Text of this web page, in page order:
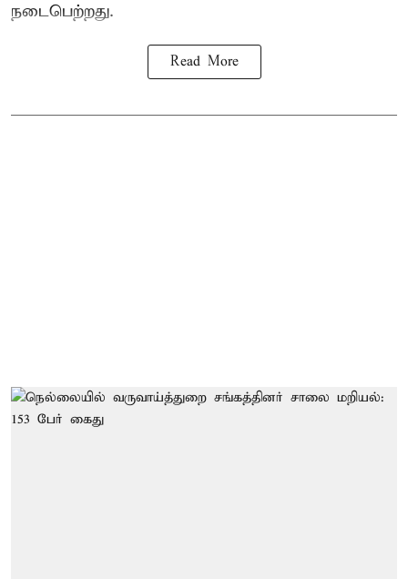
நடைபெற்றது.
Read More